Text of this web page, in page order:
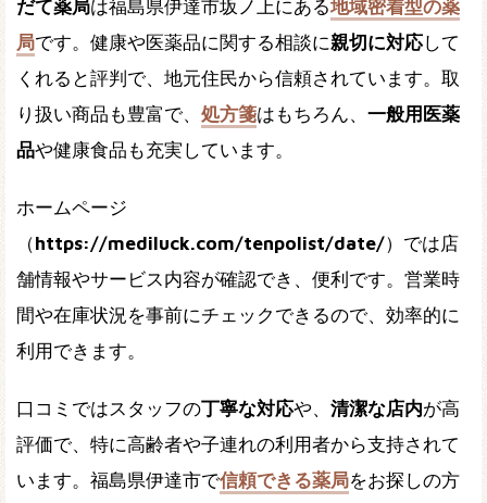
だて薬局は福島県伊達市坂ノ上にある地域密着型の薬
局です。健康や医薬品に関する相談に親切に対応して
くれると評判で、地元住民から信頼されています。取
り扱い商品も豊富で、 処方箋はもちろん、 一般用医薬
品や健康食品も充実しています。
ホームページ
（https://mediluck.com/tenpolist/date/）では店
舗情報やサービス内容が確認でき、便利です。営業時
間や在庫状況を事前にチェックできるので、効率的に
利用できます。
口コミではスタッフの丁寧な対応や、 清潔な店内が高
評価で、特に高齢者や子連れの利用者から支持されて
います。福島県伊達市で信頼できる薬局をお探しの方